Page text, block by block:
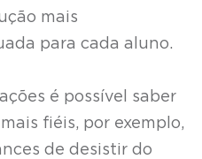
mais
para cada aluno.
é possível saber
fiéis, por exemplo,
de desistir do